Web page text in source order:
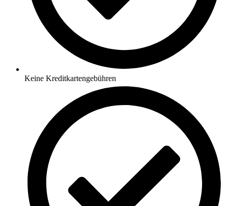
Keine Kreditkartengebühren